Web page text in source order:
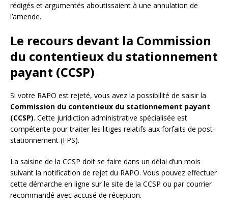
rédigés et argumentés aboutissaient à une annulation de
l’amende.
Le recours devant la Commission
du contentieux du stationnement
payant (CCSP)
Si votre RAPO est rejeté, vous avez la possibilité de saisir la
Commission du contentieux du stationnement payant
(CCSP). Cette juridiction administrative spécialisée est
compétente pour traiter les litiges relatifs aux forfaits de post-
stationnement (FPS).
La saisine de la CCSP doit se faire dans un délai d’un mois
suivant la notification de rejet du RAPO. Vous pouvez effectuer
cette démarche en ligne sur le site de la CCSP ou par courrier
recommandé avec accusé de réception.